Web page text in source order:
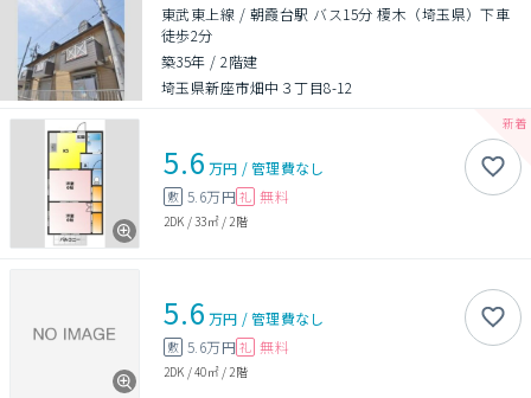
東武東上線 / 朝霞台駅 バス15分 榎木（埼玉県）下車
徒歩2分
築35年 /2階建
埼玉県新座市畑中３丁目8-12
5.6 万円 /管理費なし
敷 5.6万円 礼 無料
2DK /33㎡/ 2階
5.6 万円 /管理費なし
敷 5.6万円 礼 無料
2DK /40㎡/ 2階